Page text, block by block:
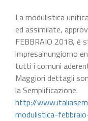
La modulistica
ed assimilate,
FEBBRAIO 2018, è
impresainungiorno
tutti i comuni
Maggiori dettagli
la Semplificazione.
http://
modulistica-